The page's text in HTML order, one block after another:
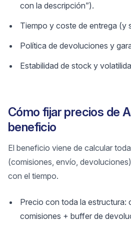
con la descripción”).
Tiempo y coste de entrega (y
Política de devoluciones y
Estabilidad de stock y
Cómo fijar precios de
beneficio
El beneficio viene de calcular
(comisiones, envío,
con el tiempo.
Precio con toda la estructura:
comisiones + buffer de